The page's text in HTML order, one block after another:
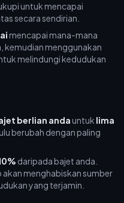
untuk mencapai
secara sendirian.
mencapai mana-mana
menggunakan
melindungi kedudukan
berlian andauntuk lima
berubah dengan paling
daripada bajet anda.
akan menghabiskan sumber
yang terjamin.